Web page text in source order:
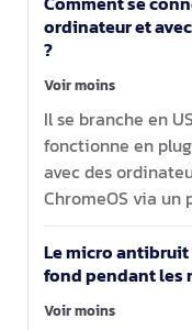
ordinateur et
?
Voir moins
Il se branche en
fonctionne en
avec des
ChromeOS via un
Le micro
fond pendant les
Voir moins